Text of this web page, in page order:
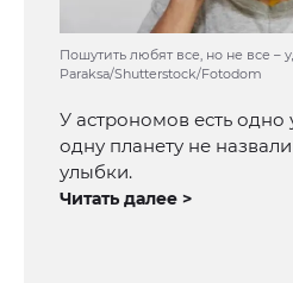
Пошутить любят все, но не все –
Paraksa/Shutterstock/Fotodom
У астрономов есть
одну планету не
улыбки.
Читать далее >